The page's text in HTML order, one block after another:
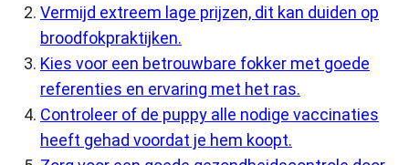
Vermijd extreem lage prijzen, dit kan duiden op
broodfokpraktijken.
Kies voor een betrouwbare fokker met goede
referenties en ervaring met het ras.
Controleer of de puppy alle nodige vaccinaties
heeft gehad voordat je hem koopt.